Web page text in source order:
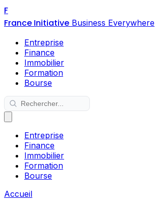
F
France Initiative Business Everywhere
Entreprise
Finance
Immobilier
Formation
Bourse
Entreprise
Finance
Immobilier
Formation
Bourse
Accueil